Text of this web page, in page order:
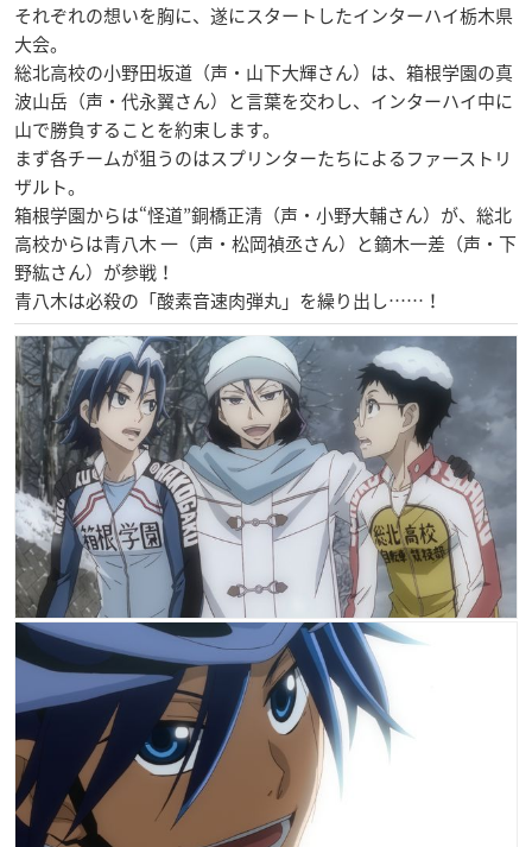
それぞれの想いを胸に、遂にスタートしたインターハイ栃木県
大会。
総北高校の小野田坂道（声・山下大輝さん）は、箱根学園の真
波山岳（声・代永翼さん）と言葉を交わし、インターハイ中に
山で勝負することを約束します。
まず各チームが狙うのはスプリンターたちによるファーストリ
ザルト。
箱根学園からは“怪道”銅橋正清（声・小野大輔さん）が、総北
高校からは青八木 一（声・松岡禎丞さん）と鏑木一差（声・下
野紘さん）が参戦！
青八木は必殺の「酸素音速肉弾丸」を繰り出し……！